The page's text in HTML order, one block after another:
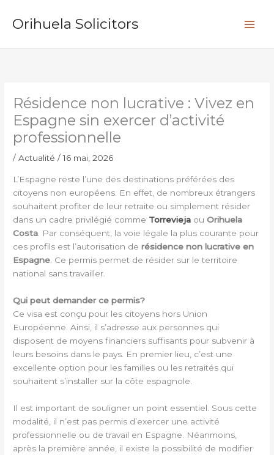
Orihuela Solicitors
Résidence non lucrative : Vivez en
Espagne sin exercer d’activité
professionnelle
/Actualité /16 mai, 2026
L’Espagne reste l’une des destinations préférées des
citoyens non européens. En effet, de nombreux étrangers
souhaitent profiter de leur retraite ou simplement résider
dans un cadre privilégié comme Torrevieja ouOrihuela
Costa . Par conséquent, la voie légale la plus courante pour
ces profils est l’autorisation derésidence non lucrative en
Espagne . Ce permis permet de résider sur le territoire
national sans travailler.
Qui peut demander ce permis?
Ce visa est conçu pour les citoyens hors Union
Européenne. Ainsi, il s’adresse aux personnes qui
disposent de moyens financiers suffisants pour subvenir à
leurs besoins dans le pays. En premier lieu, c’est une
excellente option pour les familles ou les retraités qui
souhaitent s’installer sur la côte espagnole.
Il est important de souligner un point essentiel. Sous cette
modalité, il n’est pas permis d’exercer une activité
professionnelle ou de travail en Espagne. Néanmoins,
après la première année, il existe la possibilité de modifier
e
c
h
e
r